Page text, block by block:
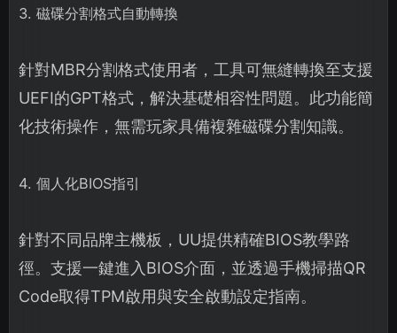
3. 磁碟分割格式自動轉換
針對MBR分割格式使用者，工具可無縫轉換至支援
UEFI的GPT格式，解決基礎相容性問題。此功能簡
化技術操作，無需玩家具備複雜磁碟分割知識。
4. 個人化BIOS指引
針對不同品牌主機板，UU提供精確BIOS教學路
徑。支援一鍵進入BIOS介面，並透過手機掃描QR
Code取得TPM啟用與安全啟動設定指南。